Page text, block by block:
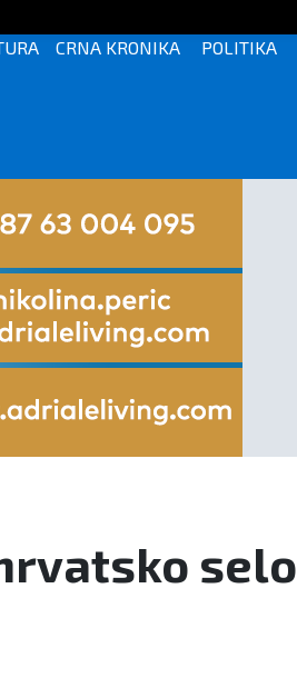
CRNA KRONIKA POLITIKA
selo